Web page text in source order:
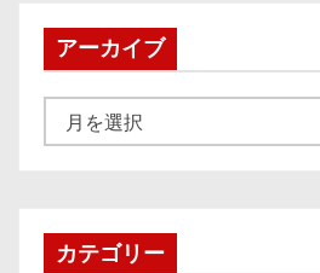
アーカイブ
ー
ブカテゴリー